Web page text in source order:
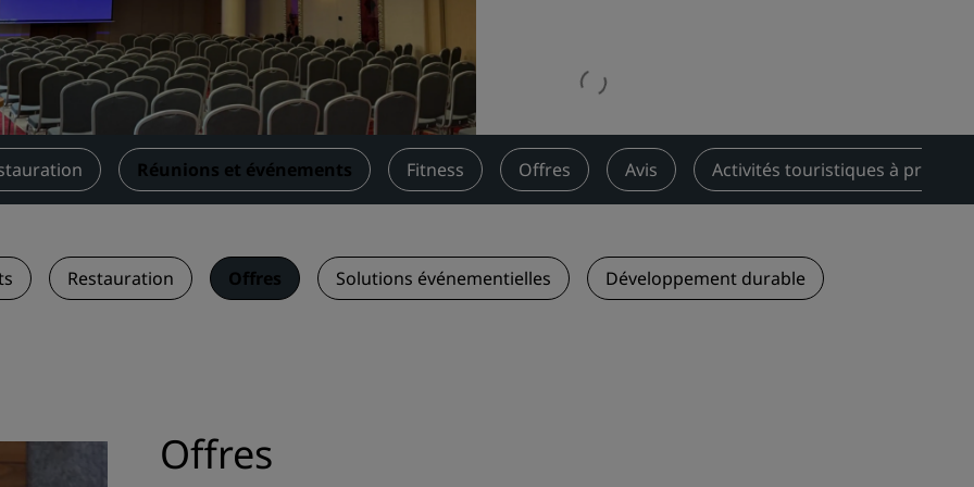
Demander un devis
Pour les événements
Solutions d’entreprise
Rechercher des vols
Rechercher des vols
Restaurants
Rechercher un restaurant
Voyageur d'affaires
Hôtels du centre-ville
Radisson Rewards
Réunions et événements Fitness Offres Avis Activités touristiques à
Restauration Offres Solutions événementielles Développement durable
Offres